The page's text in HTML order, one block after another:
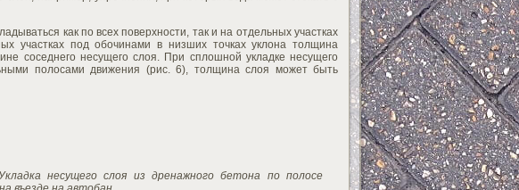
как по всех поверхности, так и на отдельных участках
участках под обочинами в низших точках уклона толщина
соседнего несущего слоя. При сплошной укладке несущего
полосами движения (рис. 6), толщина слоя может быть
несущего слоя из дренажного бетона по полосе